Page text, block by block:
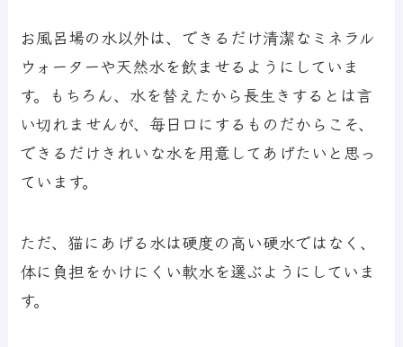
お風呂場の水以外は、できるだけ清潔なミネラル
ウォーターや天然水を飲ませるようにしていま
す。もちろん、水を替えたから長生きするとは言
い切れませんが、毎日口にするものだからこそ、
できるだけきれいな水を用意してあげたいと思っ
ています。
ただ、猫にあげる水は硬度の高い硬水ではなく、
体に負担をかけにくい軟水を選ぶようにしていま
す。